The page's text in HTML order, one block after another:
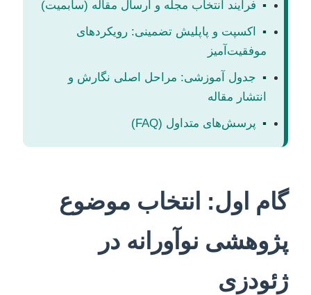
▪ فرآیند انتخاب مجله و ارسال مقاله (سابمیت)
▪
اکسپت و پاپلیش تضمینی: رویکردهای
موفقیت‌آمیز
▪ جدول آموزشی: مراحل اصلی نگارش و
انتشار مقاله
▪ پرسش‌های متداول (FAQ)
گام اول: انتخاب موضوع
پژوهشی نوآورانه در
ژئودزی